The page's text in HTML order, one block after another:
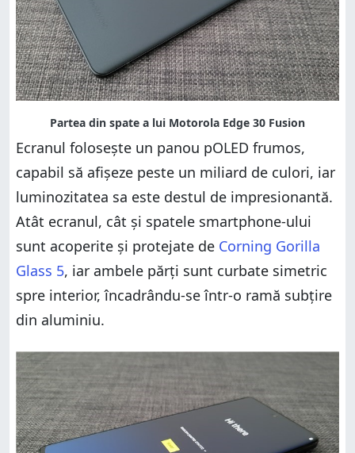
Ecranul folosește un panou pOLED frumos,
capabil să afișeze peste un miliard de culori, iar
luminozitatea sa este destul de impresionantă.
Atât ecranul, cât și spatele smartphone-ului
sunt acoperite și protejate de Corning Gorilla
Glass 5, iar ambele părți sunt curbate simetric
spre interior, încadrându-se într-o ramă subțire
din aluminiu.